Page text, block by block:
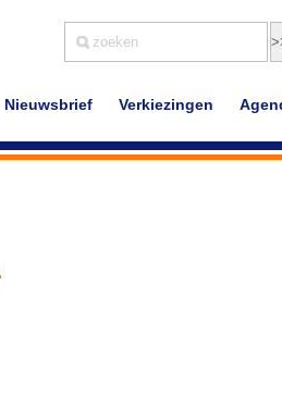
Nieuwsbrief Verkiezingen